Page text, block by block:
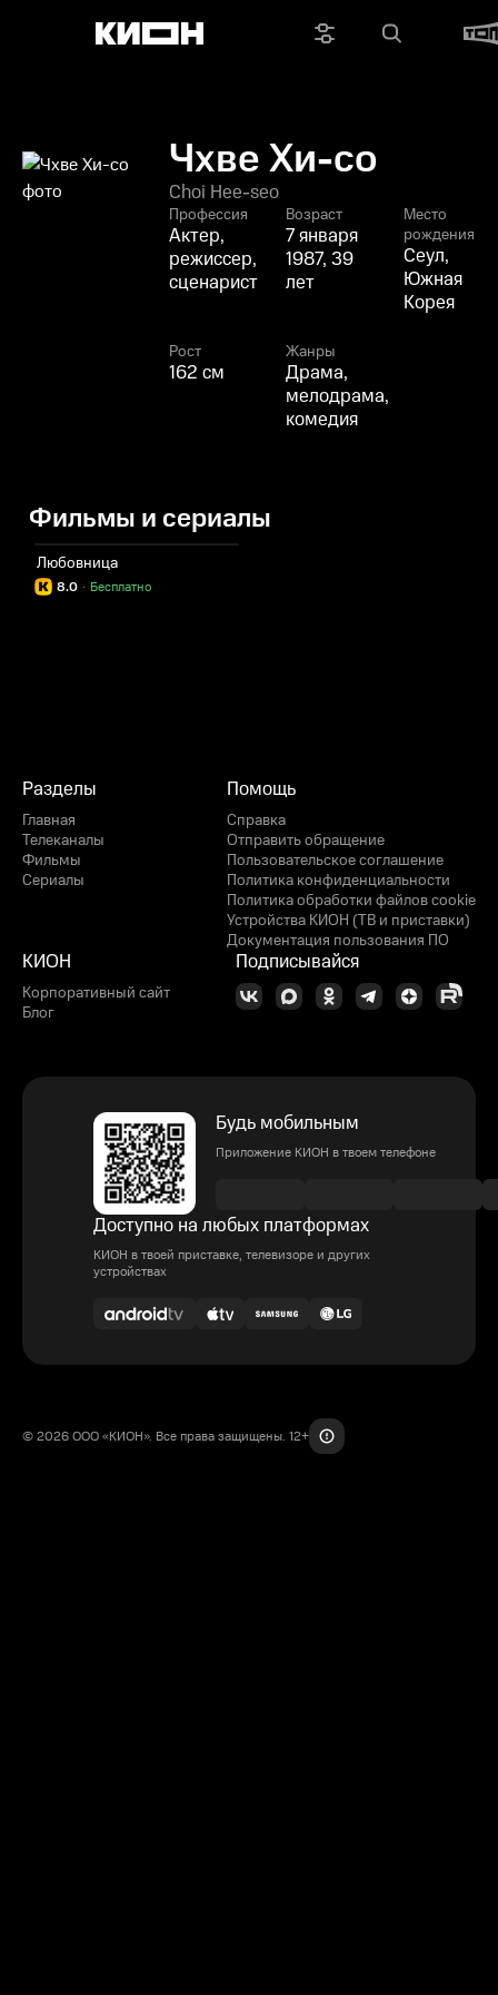
Чхве Хи-со
Choi Hee-seo
Профессия
Актер,
режиссер,
сценарист
Возраст
7 января
1987, 39
лет
Место
рождения
Сеул,
Южная
Корея
Рост
162 см
Жанры
Драма,
мелодрама,
комедия
Фильмы и сериалы
Любовница
8.0 Бесплатно
·
Разделы
Главная
Телеканалы
Фильмы
Сериалы
Помощь
Справка
Отправить обращение
Пользовательское соглашение
Политика конфиденциальности
Политика обработки файлов cookie
Устройства КИОН (ТВ и приставки)
Документация пользования ПО
КИОН
Корпоративный сайт
Блог
Подписывайся
Будь мобильным
Приложение КИОН в твоем телефоне
Доступно на любых платформах
КИОН в твоей приставке, телевизоре и других
устройствах
© 2026 ООО «КИОН». Все права защищены. 12+